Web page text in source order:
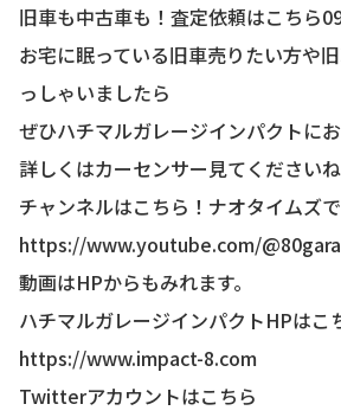
旧車も中古車も！査定依頼はこちら
お宅に眠っている旧車売りたい方や
っしゃいましたら
ぜひハチマルガレージインパクトに
詳しくはカーセンサー見てくださ
チャンネルはこちら！ナオタイムズ
https://www.youtube.com/
動画はHPからもみれます。
ハチマルガレージインパクトHPはこ
https://www.impact-8.com
Twitterアカウントはこちら